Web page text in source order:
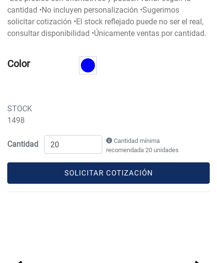
cantidad •No incluyen personalización •Sugerimos
solicitar cotización •El stock reflejado puede no ser el real,
consultar disponibilidad •Únicamente ventas por cantidad.
Color
STOCK
1498
Cantidad
Cantidad mínima
recomendada 20 unidades
SOLICITAR COTIZACIÓN